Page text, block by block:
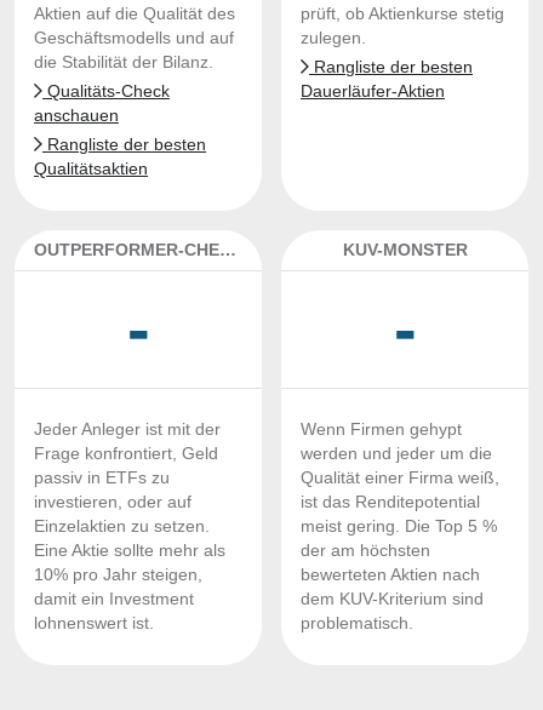
Aktien auf die Qualität des
Geschäftsmodells und auf
die Stabilität der Bilanz.
Qualitäts-Check
anschauen
Rangliste der besten
Qualitätsaktien
prüft, ob Aktienkurse stetig
zulegen.
Rangliste der besten
Dauerläufer-Aktien
OUTPERFORMER-CHECK
-
Jeder Anleger ist mit der
Frage konfrontiert, Geld
passiv in ETFs zu
investieren, oder auf
Einzelaktien zu setzen.
Eine Aktie sollte mehr als
10% pro Jahr steigen,
damit ein Investment
lohnenswert ist.
KUV-MONSTER
-
Wenn Firmen gehypt
werden und jeder um die
Qualität einer Firma weiß,
ist das Renditepotential
meist gering. Die Top 5 %
der am höchsten
bewerteten Aktien nach
dem KUV-Kriterium sind
problematisch.